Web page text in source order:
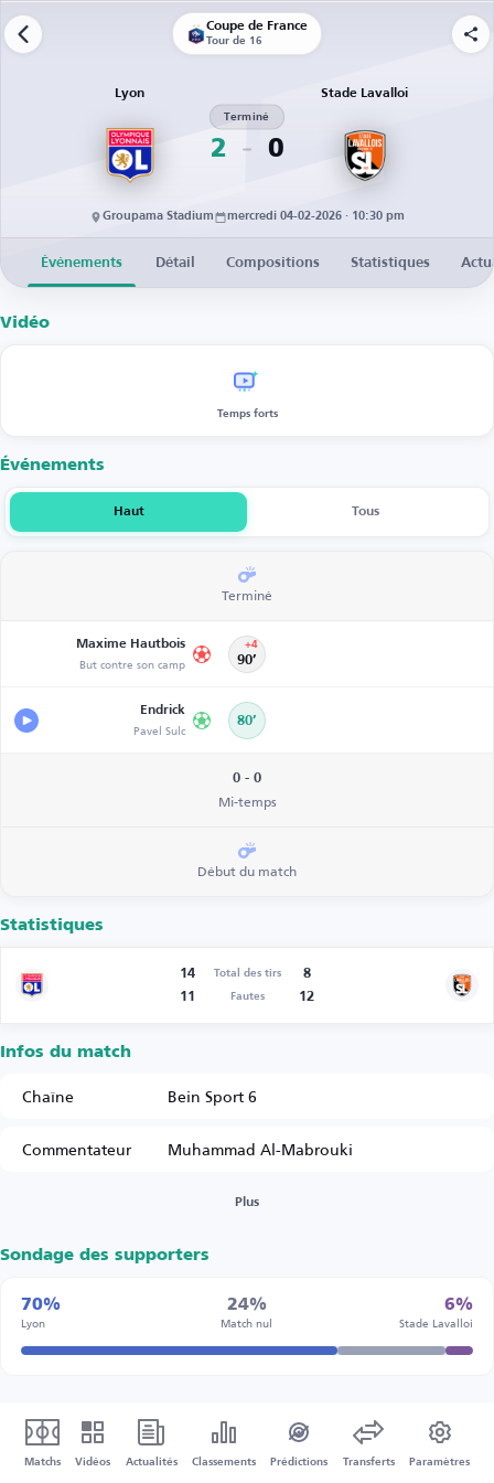
Coupe de France
Tour de 16
Lyon
2
Terminé
0
Stade Lavalloi
Groupama Stadium mercredi 04-02-2026 · 10:30 pm
Événements Détail Compositions Statistiques
Vidéo
Temps forts
Événements
Haut Tous
Terminé
Maxime Hautbois
But contre son camp 90’
+4
Endrick
Pavel Sulc 80’
0 - 0
Mi-temps
Début du match
Statistiques
14 Total des tirs
8
11
Fautes 12
Infos du match
Chaîne
Bein Sport 6
Commentateur
Muhammad Al-Mabrouki
Plus
Sondage des supporters
70%
Lyon
24%
Match nul
6%
Stade Lavalloi
Matchs Vidéos Actualités Classements Prédictions Transferts Paramètres